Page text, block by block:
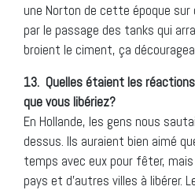
une Norton de cette époque
par le passage des tanks qui
broient le ciment, ça
13. Quelles étaient les
que vous libériez?
En Hollande, les gens nous
dessus. Ils auraient bien aimé
temps avec eux pour fêter,
pays et d’autres villes à libérer.